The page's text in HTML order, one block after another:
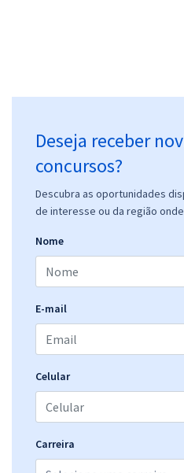
Deseja receber
concursos?
Descubra as oportunidades
de interesse ou da região
Nome
E-mail
Celular
Carreira